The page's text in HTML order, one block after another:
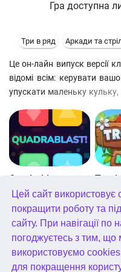
Цей сайт
покращити роботу та
сайту. При навігації
погоджуєтесь з тим, що
використовуємо
для покращення
Гра доступна
Три в ряд Аркади та
Це он-лайн випуск версії
відомі всім: керувати
упускати маленьку
На початку гри куля
він стрімко змінюватиме
ударених куль! І так
збігається з кольором
куля зникне. Ваші
Quadrablast
Bubblez!